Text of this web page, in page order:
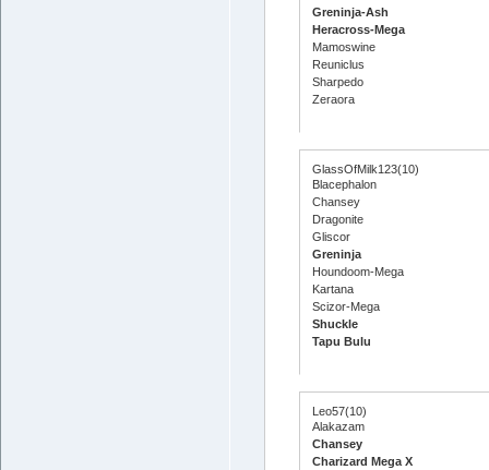
Greninja-Ash
Heracross-Mega
Mamoswine
Reuniclus
Sharpedo
Zeraora
GlassOfMilk123(10)
Blacephalon
Chansey
Dragonite
Gliscor
Greninja
Houndoom-Mega
Kartana
Scizor-Mega
Shuckle
Tapu Bulu
Leo57(10)
Alakazam
Chansey
Charizard Mega X